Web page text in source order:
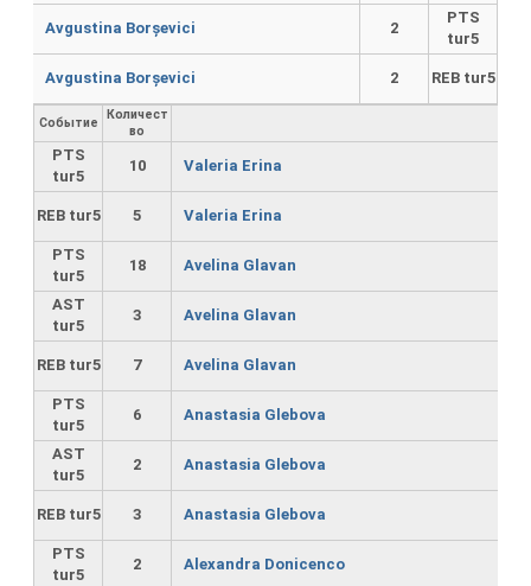
Avgustina Borșevici 2
PTS
tur5
Avgustina Borșevici 2 REB tur5
Событие
Количест
во
PTS
tur5
10 Valeria Erina
REB tur5 5 Valeria Erina
PTS
tur5
18 Avelina Glavan
AST
tur5
3 Avelina Glavan
REB tur5 7 Avelina Glavan
PTS
tur5
6 Anastasia Glebova
AST
tur5
2 Anastasia Glebova
REB tur5 3 Anastasia Glebova
PTS
tur5
2 Alexandra Donicenco